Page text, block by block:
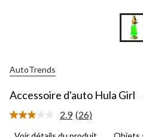
AutoTrends
Accessoire d'auto Hula Girl
2.9 Lire
(26)